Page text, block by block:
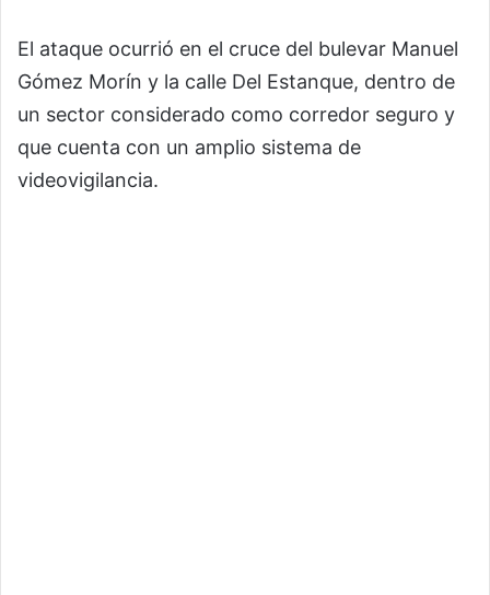
El ataque ocurrió en el cruce del bulevar Manuel
Gómez Morín y la calle Del Estanque, dentro de
un sector considerado como corredor seguro y
que cuenta con un amplio sistema de
videovigilancia.